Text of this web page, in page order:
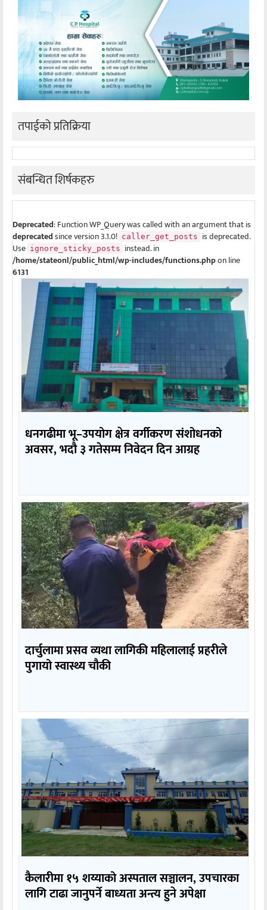
तपाईको प्रतिक्रिया
संबन्धित शिर्षकहरु
Deprecated: Function WP_Query was called with an argument that is
deprecatedsince version 3.1.0! caller_get_posts is deprecated.
Use ignore_sticky_posts instead. in
/home/stateonl/public_html/wp-includes/functions.phpon line
6131
धनगढीमा भू–उपयोग क्षेत्र वर्गीकरण संशोधनको
अवसर, भदौ ३ गतेसम्म निवेदन दिन आग्रह
दार्चुलामा प्रसव व्यथा लागिकी महिलालाई प्रहरीले
पुगायो स्वास्थ्य चौकी
कैलारीमा १५ शय्याको अस्पताल सञ्चालन, उपचारका
लागि टाढा जानुपर्ने बाध्यता अन्त्य हुने अपेक्षा